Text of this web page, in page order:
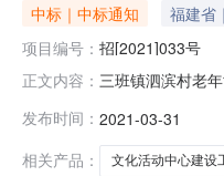
中标｜中标通知
福建省
项目编号： 招[2021]033号
正文内容： 三班镇泗滨村老
招标人：德化县
发布时间： 2021-03-31
相关产品：
文化活动中心建设